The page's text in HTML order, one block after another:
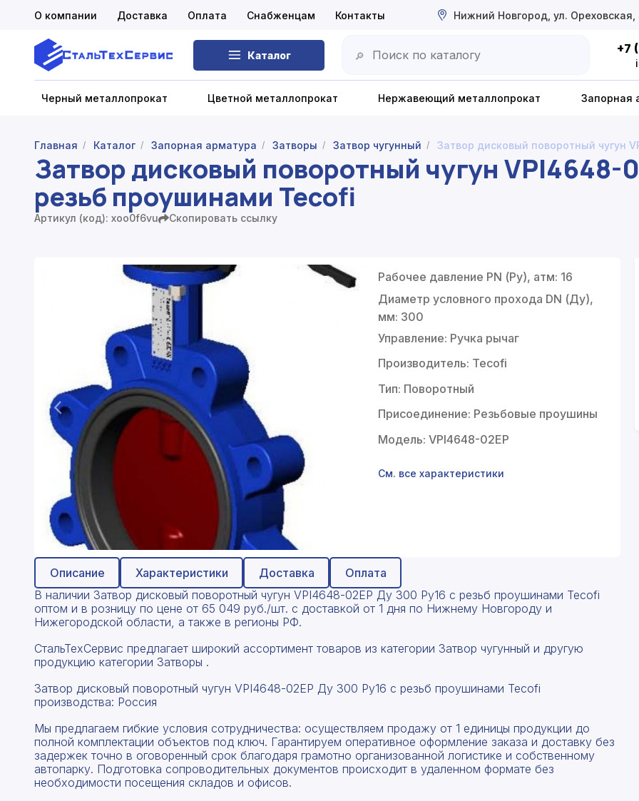
Каталог 🔎
+7
Черный металлопрокат Цветной металлопрокат Нержавеющий металлопрокат Запорная
О компании Доставка Оплата Снабженцам Контакты Нижний Новгород, ул. Ореховская,
Черный металлопрокат
Цветной металлопрокат
Сетка металлическая
Поликарбонат
Теплоизоляция для труб
Композитная арматура
Сайдинг
Главная / Каталог / Запорная арматура / Затворы / Затвор чугунный / Затвор дисковый поворотный чугун
Затвор дисковый поворотный чугун VPI4648-
резьб проушинами Tecofi
Артикул (код): xoo0f6vu Скопировать ссылку
;
Рабочее давление PN (Ру), атм: 16
Диаметр условного прохода DN (Ду),
мм: 300
Управление: Ручка рычаг
Производитель: Tecofi
Тип: Поворотный
Присоединение: Резьбовые проушины
Модель: VPI4648-02EP
См. все характеристики
Описание Характеристики Доставка
Оплата
В наличии Затвор дисковый поворотный чугун VPI4648-02EP Ду 300 Ру16 с резьб проушинами Tecofi
оптом и в розницу по цене от 65 049 руб./шт. с доставкой от 1 дня по Нижнему Новгороду и
Нижегородской области, а также в регионы РФ.
СтальТехСервис предлагает широкий ассортимент товаров из категории Затвор чугунный и другую
продукцию категории Затворы .
Затвор дисковый поворотный чугун VPI4648-02EP Ду 300 Ру16 с резьб проушинами Tecofi
производства: Россия
Мы предлагаем гибкие условия сотрудничества: осуществляем продажу от 1 единицы продукции до
полной комплектации объектов под ключ. Гарантируем оперативное оформление заказа и доставку без
задержек точно в оговоренный срок благодаря грамотно организованной логистике и собственному
автопарку. Подготовка сопроводительных документов происходит в удаленном формате без
необходимости посещения складов и офисов.